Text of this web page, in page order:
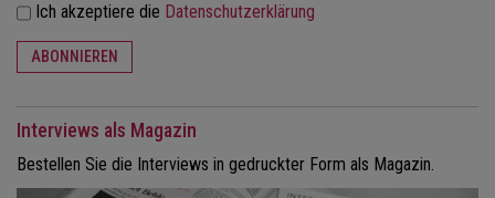
Ich akzeptiere die Datenschutzerklärung
ABONNIEREN
Interviews als Magazin
Bestellen Sie die Interviews in gedruckter Form als Magazin.